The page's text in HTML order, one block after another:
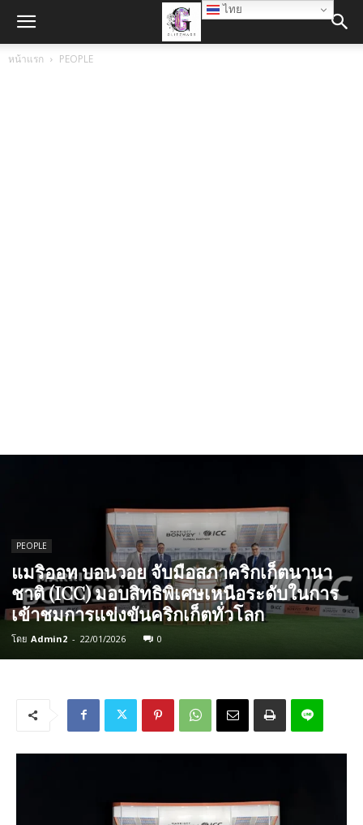
หน้าแรก PEOPLE
PEOPLE
แมริออท บอนวอย จับมือสภาคริกเก็ตนานา
ชาติ (ICC) มอบสิทธิพิเศษเหนือระดับในการ
เข้าชมการแข่งขันคริกเก็ตทั่วโลก
โดย Admin2 - 22/01/2026 0
ไทย